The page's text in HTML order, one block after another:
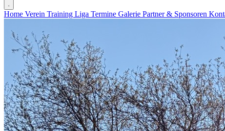
Home Verein Training Liga Termine Galerie Partner & Sponsoren